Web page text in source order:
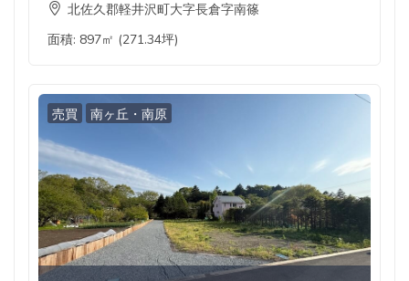
北佐久郡軽井沢町大字長倉字南篠
面積: 897㎡ (271.34坪)
売買 南ヶ丘・南原